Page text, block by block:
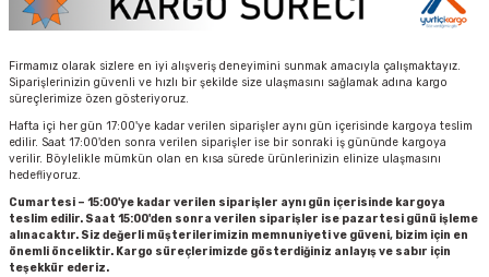
Firmamız olarak sizlere en iyi alışveriş deneyimini sunmak amacıyla çalışmaktayız.
Siparişlerinizin güvenli ve hızlı bir şekilde size ulaşmasını sağlamak adına kargo
süreçlerimize özen gösteriyoruz.
Hafta içi her gün 17:00'ye kadar verilen siparişler aynı gün içerisinde kargoya teslim
edilir. Saat 17:00'den sonra verilen siparişler ise bir sonraki iş gününde kargoya
verilir. Böylelikle mümkün olan en kısa sürede ürünlerinizin elinize ulaşmasını
hedefliyoruz.
Cumartesi – 15:00'ye kadar verilen siparişler aynı gün içerisinde kargoya
teslim edilir. Saat 15:00'den sonra verilen siparişler ise pazartesi günü işleme
alınacaktır. Siz değerli müşterilerimizin memnuniyeti ve güveni, bizim için en
önemli önceliktir. Kargo süreçlerimizde gösterdiğiniz anlayış ve sabır için
teşekkür ederiz.